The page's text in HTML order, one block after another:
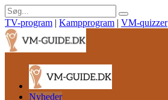
TV-program | Kampprogram | VM-quizzer
Nyheder